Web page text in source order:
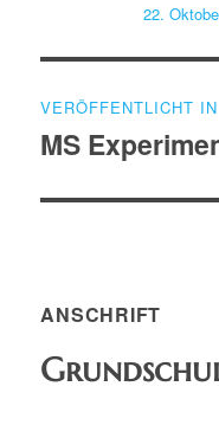
22.
VERÖFFENTLICHT IN
MS
ANSCHRIFT